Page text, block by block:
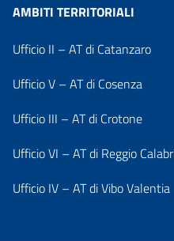
AMBITI TERRITORIALI
Ufficio II – AT di Catanzaro
Ufficio V – AT di Cosenza
Ufficio III – AT di Crotone
Ufficio VI – AT di Reggio
Ufficio IV – AT di Vibo Valentia